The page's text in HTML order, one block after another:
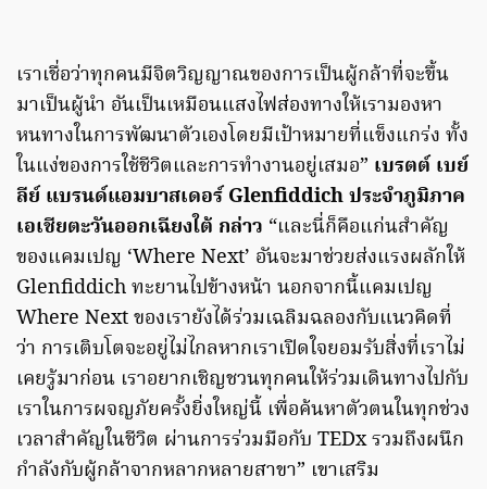
เราเชื่อว่าทุกคนมีจิตวิญญาณของการเป็นผู้กล้าที่จะขึ้น
มาเป็นผู้นำ อันเป็นเหมือนแสงไฟส่องทางให้เรามองหา
หนทางในการพัฒนาตัวเองโดยมีเป้าหมายที่แข็งแกร่ง ทั้ง
ในแง่ของการใช้ชีวิตและการทำงานอยู่เสมอ” เบรตต์ เบย์
ลีย์ แบรนด์แอมบาสเดอร์ Glenfiddich ประจำภูมิภาค
เอเชียตะวันออกเฉียงใต้ กล่าว “และนี่ก็คือแก่นสำคัญ
ของแคมเปญ ‘Where Next’ อันจะมาช่วยส่งแรงผลักให้
Glenfiddich ทะยานไปข้างหน้า นอกจากนี้แคมเปญ
Where Next ของเรายังได้ร่วมเฉลิมฉลองกับแนวคิดที่
ว่า การเติบโตจะอยู่ไม่ไกลหากเราเปิดใจยอมรับสิ่งที่เราไม่
เคยรู้มาก่อน เราอยากเชิญชวนทุกคนให้ร่วมเดินทางไปกับ
เราในการผจญภัยครั้งยิ่งใหญ่นี้ เพื่อค้นหาตัวตนในทุกช่วง
เวลาสำคัญในชีวิต ผ่านการร่วมมือกับ TEDx รวมถึงผนึก
กำลังกับผู้กล้าจากหลากหลายสาขา” เขาเสริม